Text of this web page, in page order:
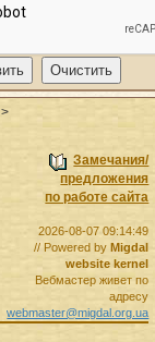
>
Замечания/
предложения
по работе сайта
2026-08-07 09:14:49
// Powered byMigdal
website kernel
Вебмастер живет по
адресу
webmaster@migdal.org.ua